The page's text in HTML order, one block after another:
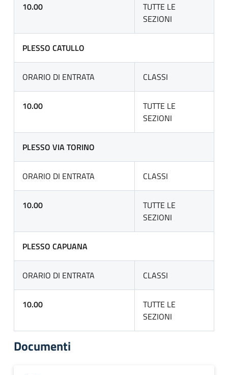
10.00
TUTTE LE
SEZIONI
PLESSO CATULLO
ORARIO DI ENTRATA CLASSI
10.00
TUTTE LE
SEZIONI
PLESSO VIA TORINO
ORARIO DI ENTRATA CLASSI
10.00
TUTTE LE
SEZIONI
PLESSO CAPUANA
ORARIO DI ENTRATA CLASSI
10.00
TUTTE LE
SEZIONI
Documenti